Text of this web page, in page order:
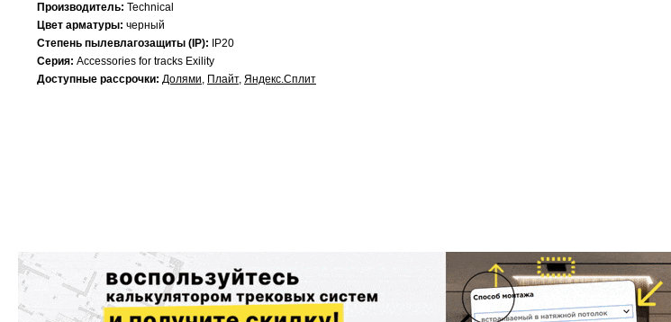
Производитель: Technical
Цвет арматуры: черный
Степень пылевлагозащиты (IP):
IP20
Серия: Accessories for tracks Exility
Доступные рассрочки: Долями, Плайт, Яндекс.Сплит